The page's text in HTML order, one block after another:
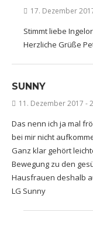
17. Dezember
Stimmt liebe
Herzliche Grüße
SUNNY
11. Dezember 2017 -
Das nenn ich ja mal
bei mir nicht
Ganz klar gehört
Bewegung zu den
Hausfrauen deshalb
LG Sunny